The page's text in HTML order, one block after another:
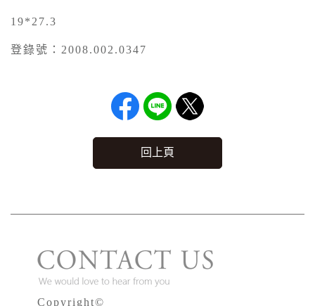
19*27.3
登錄號：2008.002.0347
回上頁
Copyright©